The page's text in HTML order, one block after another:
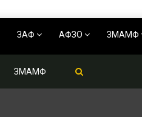
ЗАФ АФЗО ЗМАМФ
ЗМАМФ